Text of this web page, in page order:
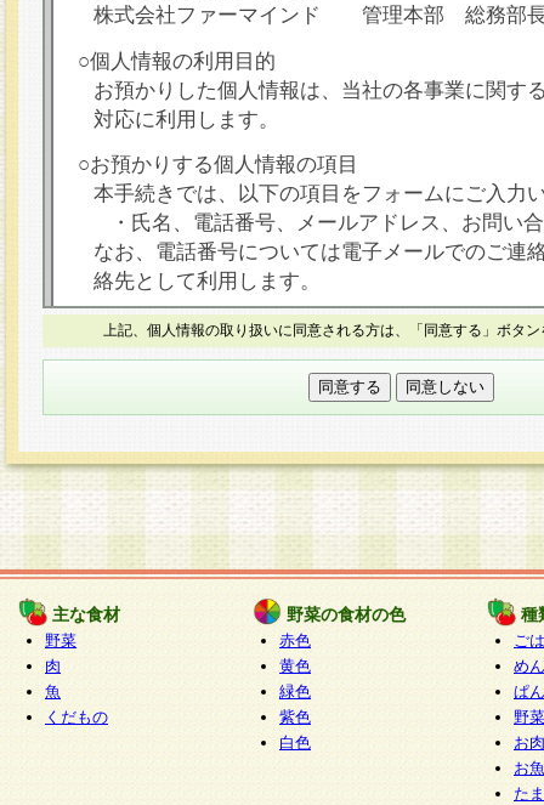
株式会社ファーマインド 管理本部 総務部
○個人情報の利用目的
お預かりした個人情報は、当社の各事業に関す
対応に利用します。
○お預かりする個人情報の項目
本手続きでは、以下の項目をフォームにご入力
・氏名、電話番号、メールアドレス、お問い
なお、電話番号については電子メールでのご連
絡先として利用します。
○本人が容易に認識できない方法による個人情報
本フォームでは、セッション管理のためCookie
○個人情報の第三者提供について
力いただく個人情報は第三者に提供しません。
○個人情報の委託について
個人情報の取り扱いを外部に委託する場合は、
情報管理基準を満たす企業を選定して委託を行
が行われるよう監督します。
○開示対象個人情報の開示等および問い合わせ窓口
本人からの求めにより、当社が本件により取得
報の利用目的の通知・開示・内容の訂正・追加
停止・消去及び第三者への提供の禁止（以下、
といいます。）に応じます。
開示等に応じる窓口は以下になります。
上記、個人情報の取り扱いに同意される方は、「同意する」ボタ
主な食材
野菜
肉
魚
くだもの
野菜の食材の色
赤色
黄色
緑色
紫色
白色
種
ご
めん
ぱん
野
お
お
た